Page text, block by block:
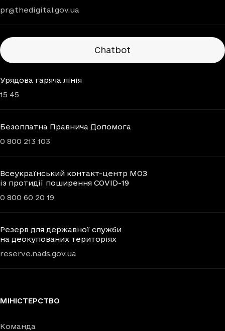
pr@thedigital.gov.ua
Chatbots
Chatbot
Урядова гаряча лінія
15 45
Безоплатна Правнича Допомога
0 800 213 103
Всеукраїнський контакт-центр МОЗ
із протидії поширення COVID-19
0 800 60 20 19
Резерв для державної служби
на деокупованих територіях
reserve.nads.gov.ua
МІНІСТЕРСТВО
Команда